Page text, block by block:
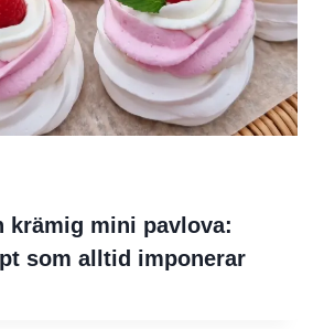
krämig mini pavlova:
som alltid imponerar